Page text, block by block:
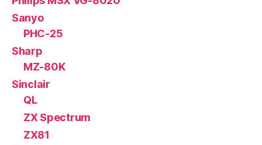
Sanyo
PHC-25
Sharp
MZ-80K
Sinclair
QL
ZX Spectrum
ZX81